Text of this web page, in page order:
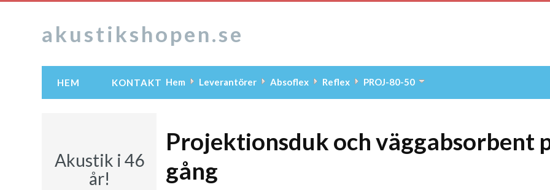
akustikshopen.se
HEM KONTAKT
Akustik i 46
år!
Hem Leverantörer Absoflex Reflex PROJ-80-50
Projektionsduk och väggabsorbent
gång